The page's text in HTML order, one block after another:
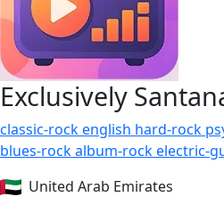
Exclusively
classic-rockenglish hard-rock
blues-rockalbum-rockelectric-
United Arab Emirates